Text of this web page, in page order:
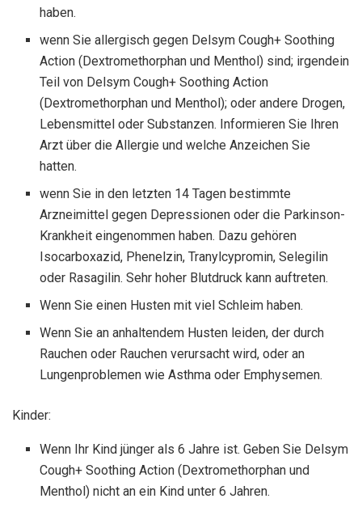
haben.
wenn Sie allergisch gegen Delsym Cough+ Soothing
Action (Dextromethorphan und Menthol) sind; irgendein
Teil von Delsym Cough+ Soothing Action
(Dextromethorphan und Menthol); oder andere Drogen,
Lebensmittel oder Substanzen. Informieren Sie Ihren
Arzt über die Allergie und welche Anzeichen Sie
hatten.
wenn Sie in den letzten 14 Tagen bestimmte
Arzneimittel gegen Depressionen oder die Parkinson-
Krankheit eingenommen haben. Dazu gehören
Isocarboxazid, Phenelzin, Tranylcypromin, Selegilin
oder Rasagilin. Sehr hoher Blutdruck kann auftreten.
Wenn Sie einen Husten mit viel Schleim haben.
Wenn Sie an anhaltendem Husten leiden, der durch
Rauchen oder Rauchen verursacht wird, oder an
Lungenproblemen wie Asthma oder Emphysemen.
Kinder:
Wenn Ihr Kind jünger als 6 Jahre ist. Geben Sie Delsym
Cough+ Soothing Action (Dextromethorphan und
Menthol) nicht an ein Kind unter 6 Jahren.